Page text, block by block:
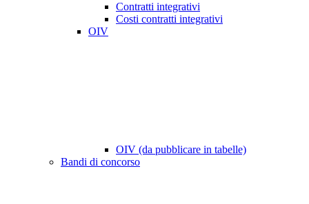
Contratti integrativi
Costi contratti integrativi
OIV
OIV (da pubblicare in tabelle)
Bandi di concorso